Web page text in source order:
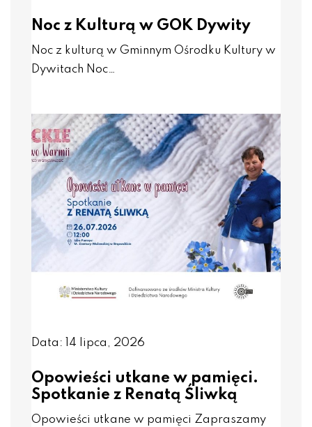
Noc z Kulturą w GOK Dywity
Noc z kulturą w Gminnym Ośrodku Kultury w
Dywitach Noc…
Data: 14 lipca, 2026
Opowieści utkane w pamięci.
Spotkanie z Renatą Śliwką
Opowieści utkane w pamięci Zapraszamy